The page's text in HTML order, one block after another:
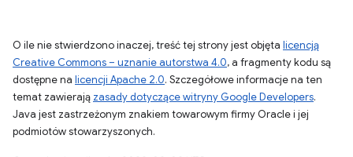
O ile nie stwierdzono inaczej, treść tej strony jest objęta licencją
Creative Commons – uznanie autorstwa 4.0, a fragmenty kodu są
dostępne na licencji Apache 2.0. Szczegółowe informacje na ten
temat zawierają zasady dotyczące witryny Google Developers.
Java jest zastrzeżonym znakiem towarowym firmy Oracle i jej
podmiotów stowarzyszonych.